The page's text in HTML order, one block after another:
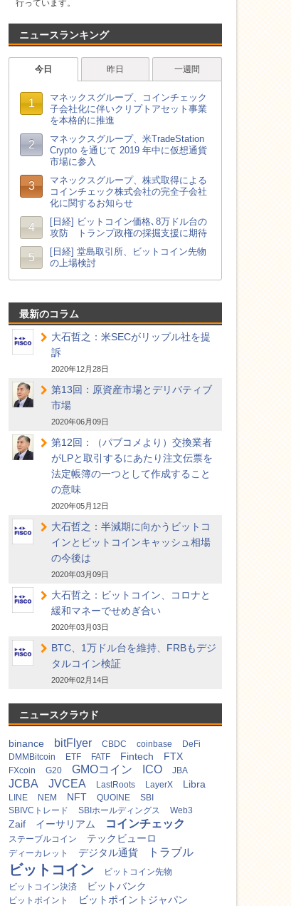
行っています。
ニュースランキング
最新のコラム
大石哲之：米SECがリップル社を提
訴
2020年12月28日
第13回：原資産市場とデリバティブ
市場
2020年06月09日
第12回：（パブコメより）交換業者
がLPと取引するにあたり注文伝票を
法定帳簿の一つとして作成すること
の意味
2020年05月12日
大石哲之：半減期に向かうビットコ
インとビットコインキャッシュ相場
の今後は
2020年03月09日
大石哲之：ビットコイン、コロナと
緩和マネーでせめぎ合い
2020年03月03日
BTC、1万ドル台を維持、FRBもデジ
タルコイン検証
2020年02月14日
ニュースクラウド
binance bitFlyer CBDC coinbase
DeFi
DMMBitcoin
ETF FATF Fintech FTX
FXcoin G20 GMOコイン ICO JBA
JCBA JVCEA LastRoots LayerX Libra
LINE NEM NFT QUOINE
SBI
SBIVCトレード
SBIホールディングス Web3
Zaif イーサリアム コインチェック
ステーブルコイン テックビューロ
ディーカレット デジタル通貨 トラブル
ビットコイン
ビットコイン先物
ビットコイン決済
ビットバンク
ビットポイント ビットポイントジャパン